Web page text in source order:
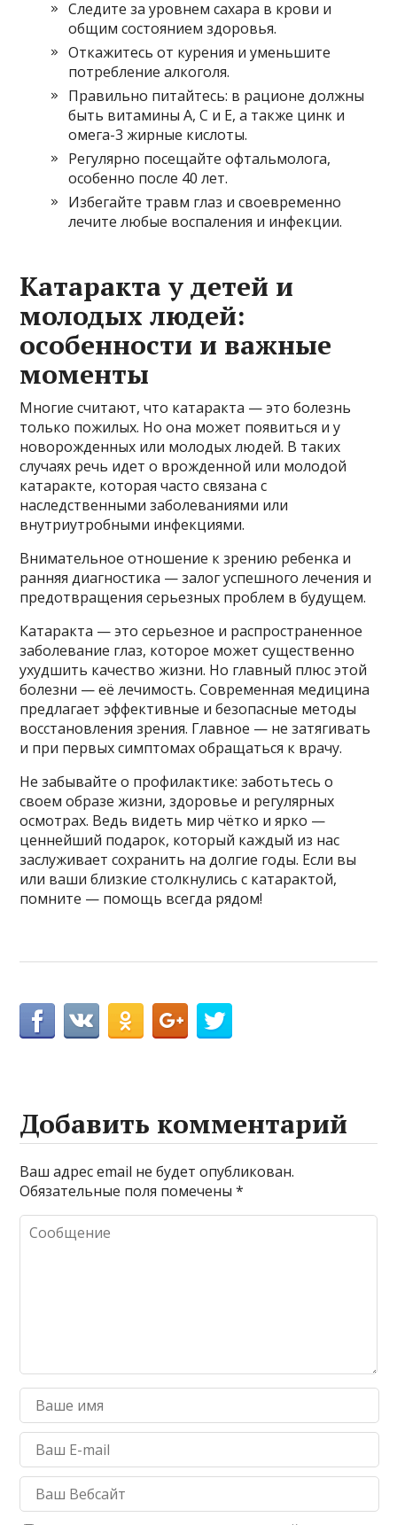
Следите за уровнем сахара в крови и
общим состоянием здоровья.
Откажитесь от курения и уменьшите
потребление алкоголя.
Правильно питайтесь: в рационе должны
быть витамины A, C и E, а также цинк и
омега-3 жирные кислоты.
Регулярно посещайте офтальмолога,
особенно после 40 лет.
Избегайте травм глаз и своевременно
лечите любые воспаления и инфекции.
Катаракта у детей и
молодых людей:
особенности и важные
моменты
Многие считают, что катаракта — это болезнь
только пожилых. Но она может появиться и у
новорожденных или молодых людей. В таких
случаях речь идет о врожденной или молодой
катаракте, которая часто связана с
наследственными заболеваниями или
внутриутробными инфекциями.
Внимательное отношение к зрению ребенка и
ранняя диагностика — залог успешного лечения и
предотвращения серьезных проблем в будущем.
Катаракта — это серьезное и распространенное
заболевание глаз, которое может существенно
ухудшить качество жизни. Но главный плюс этой
болезни — её лечимость. Современная медицина
предлагает эффективные и безопасные методы
восстановления зрения. Главное — не затягивать
и при первых симптомах обращаться к врачу.
Не забывайте о профилактике: заботьтесь о
своем образе жизни, здоровье и регулярных
осмотрах. Ведь видеть мир чётко и ярко —
ценнейший подарок, который каждый из нас
заслуживает сохранить на долгие годы. Если вы
или ваши близкие столкнулись с катарактой,
помните — помощь всегда рядом!
Добавить комментарий
Ваш адрес email не будет опубликован.
Обязательные поля помечены*